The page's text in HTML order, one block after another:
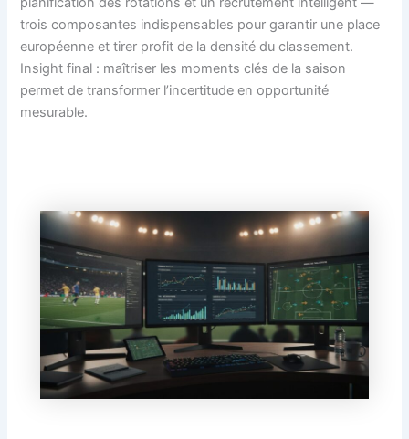
trois composantes indispensables pour garantir une place
européenne et tirer profit de la densité du classement.
Insight final : maîtriser les moments clés de la saison
permet de transformer l’incertitude en opportunité
mesurable.